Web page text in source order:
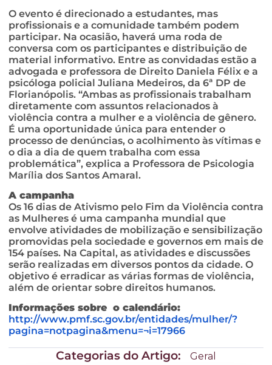
O evento é direcionado a estudantes, mas
profissionais e a comunidade também podem
participar. Na ocasião, haverá uma roda de
conversa com os participantes e distribuição de
material informativo. Entre as convidadas estão a
advogada e professora de Direito Daniela Félix e a
psicóloga policial Juliana Medeiros, da 6ª DP de
Florianópolis. “Ambas as profissionais trabalham
diretamente com assuntos relacionados à
violência contra a mulher e a violência de gênero.
É uma oportunidade única para entender o
processo de denúncias, o acolhimento às vítimas e
o dia a dia de quem trabalha com essa
problemática”, explica a Professora de Psicologia
Marília dos Santos Amaral.
A campanha
Os 16 dias de Ativismo pelo Fim da Violência contra
as Mulheres é uma campanha mundial que
envolve atividades de mobilização e sensibilização
promovidas pela sociedade e governos em mais de
154 países. Na Capital, as atividades e discussões
serão realizadas em diversos pontos da cidade. O
objetivo é erradicar as várias formas de violência,
além de orientar sobre direitos humanos.
Informações sobre o calendário:
http://www.pmf.sc.gov.br/entidades/mulher/?
pagina=notpagina&menu=¬i=17966
Categorias do Artigo: Geral